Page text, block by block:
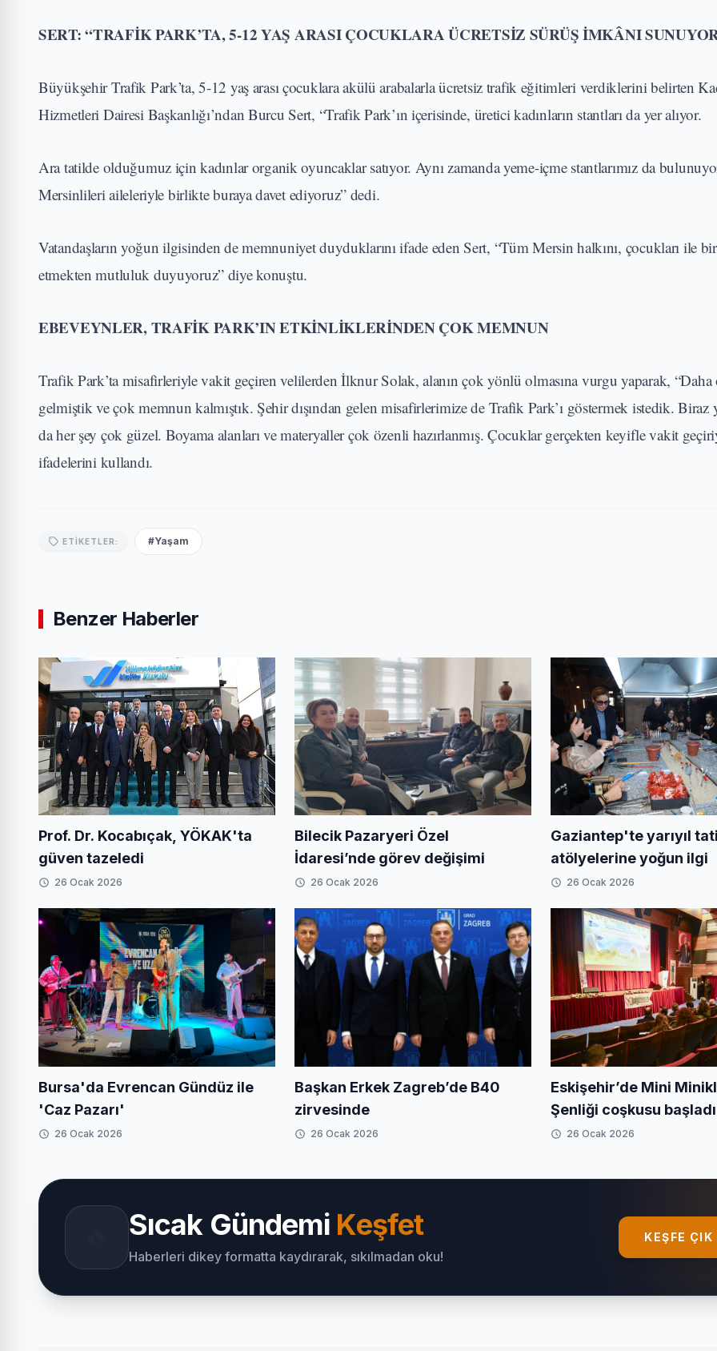
SERT: “TRAFİK PARK’TA, 5-12 YAŞ ARASI ÇOCUKLARA ÜCRETSİZ SÜRÜŞ İMKÂNI
Büyükşehir Trafik Park’ta, 5-12 yaş arası çocuklara akülü arabalarla ücretsiz trafik eğitimleri verdiklerini belirten
Hizmetleri Dairesi Başkanlığı’ndan Burcu Sert, “Trafik Park’ın içerisinde, üretici kadınların stantları da yer alıyor.
Ara tatilde olduğumuz için kadınlar organik oyuncaklar satıyor. Aynı zamanda yeme-içme stantlarımız da
Mersinlileri aileleriyle birlikte buraya davet ediyoruz” dedi.
Vatandaşların yoğun ilgisinden de memnuniyet duyduklarını ifade eden Sert, “Tüm Mersin halkını, çocukları ile
etmekten mutluluk duyuyoruz” diye konuştu.
EBEVEYNLER, TRAFİK PARK’IN ETKİNLİKLERİNDEN ÇOK MEMNUN
Trafik Park’ta misafirleriyle vakit geçiren velilerden İlknur Solak, alanın çok yönlü olmasına vurgu yaparak, “Daha
gelmiştik ve çok memnun kalmıştık. Şehir dışından gelen misafirlerimize de Trafik Park’ı göstermek istedik. Biraz
da her şey çok güzel. Boyama alanları ve materyaller çok özenli hazırlanmış. Çocuklar gerçekten keyifle vakit
ifadelerini kullandı.
ETIKETLER: #Yaşam
Benzer Haberler
Prof. Dr. Kocabıçak, YÖKAK'ta
güven tazeledi
26 Ocak 2026
Bilecik Pazaryeri Özel
İdaresi’nde görev değişimi
26 Ocak 2026
Gaziantep'te yarıyıl
atölyelerine yoğun ilgi
26 Ocak 2026
Bursa'da Evrencan Gündüz ile
'Caz Pazarı'
26 Ocak 2026
Başkan Erkek Zagreb’de B40
zirvesinde
26 Ocak 2026
Eskişehir’de Mini
Şenliği coşkusu başladı
26 Ocak 2026
Sıcak Gündemi Keşfet
Haberleri dikey formatta kaydırarak, sıkılmadan oku!
KEŞFE ÇIK